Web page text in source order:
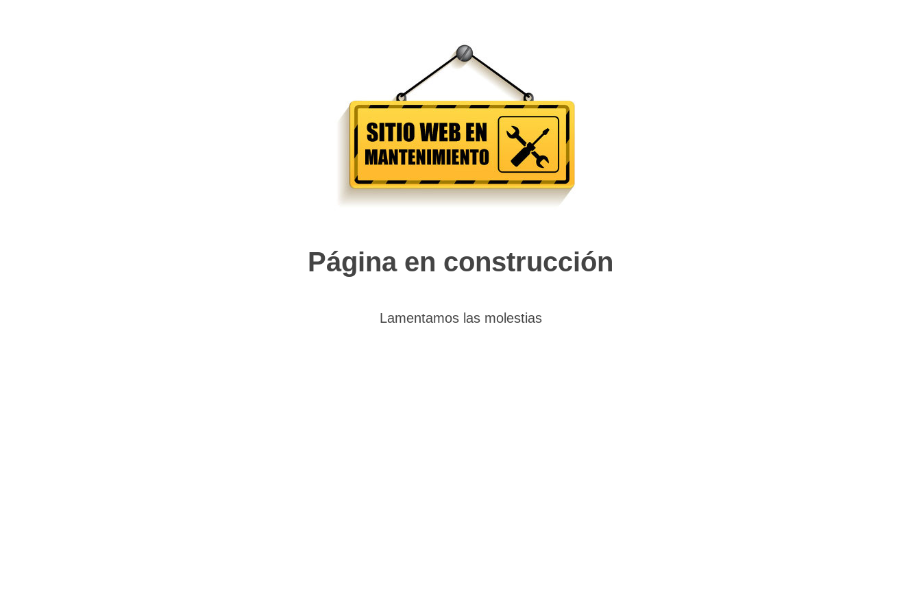
Página en construcción
Lamentamos las molestias